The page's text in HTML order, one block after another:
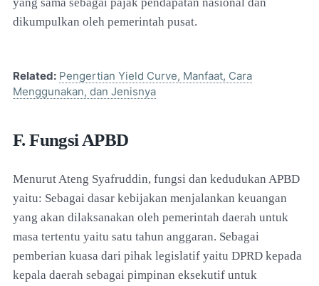
dikumpulkan oleh pemerintah pusat.
Related: Pengertian Yield Curve, Manfaat, Cara
Menggunakan, dan Jenisnya
F. Fungsi APBD
Menurut Ateng Syafruddin, fungsi dan kedudukan APBD
yaitu: Sebagai dasar kebijakan menjalankan keuangan
yang akan dilaksanakan oleh pemerintah daerah untuk
masa tertentu yaitu satu tahun anggaran. Sebagai
pemberian kuasa dari pihak legislatif yaitu DPRD kepada
kepala daerah sebagai pimpinan eksekutif untuk